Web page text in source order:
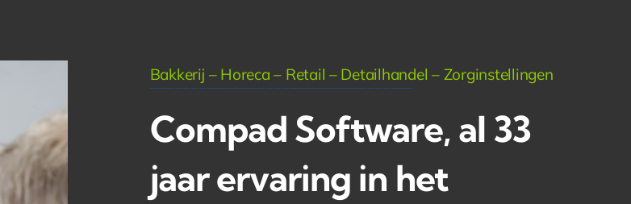
Bakkerij – Horeca – Retail – Detailhandel – Zorginstellingen
Compad Software, al 33
jaar ervaring in het